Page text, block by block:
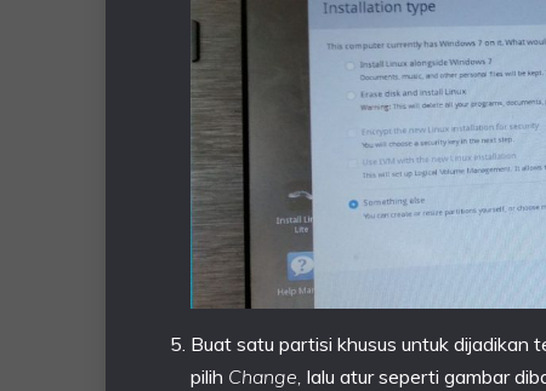
Buat satu partisi khusus untuk dijadikan
pilih Change, lalu atur seperti gambar